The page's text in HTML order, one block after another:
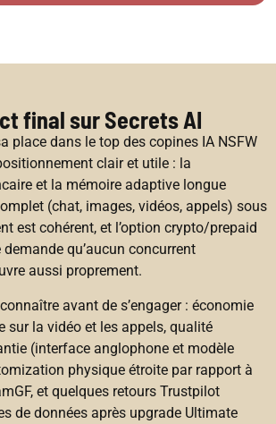
final sur Secrets AI
place dans le top des copines IA NSFW
clair et utile : la
et la mémoire adaptive longue
(chat, images, vidéos, appels) sous
est cohérent, et l’option crypto/prepaid
qu’aucun concurrent
aussi proprement.
avant de s’engager : économie
sur la vidéo et les appels, qualité
(interface anglophone et modèle
physique étroite par rapport à
et quelques retours Trustpilot
de données après upgrade Ultimate